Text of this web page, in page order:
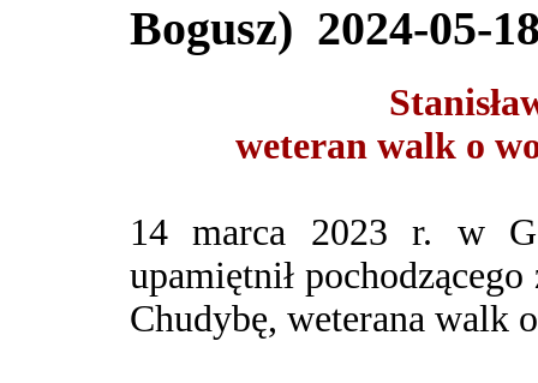
Bogusz) 2024-05-
weteran walk o
14 marca 2023 r. w
upamiętnił
Chudybę, weterana walk